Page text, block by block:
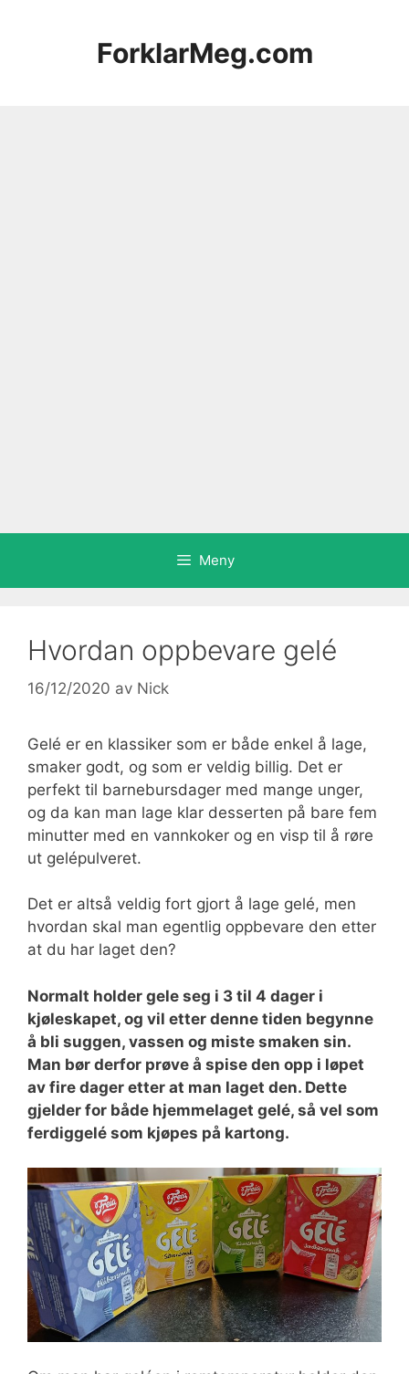
ForklarMeg.com
Meny
Hvordan oppbevare gelé
16/12/2020 av Nick
Gelé er en klassiker som er både enkel å lage,
smaker godt, og som er veldig billig. Det er
perfekt til barnebursdager med mange unger,
og da kan man lage klar desserten på bare fem
minutter med en vannkoker og en visp til å røre
ut gelépulveret.
Det er altså veldig fort gjort å lage gelé, men
hvordan skal man egentlig oppbevare den etter
at du har laget den?
Normalt holder gele seg i 3 til 4 dager i
kjøleskapet, og vil etter denne tiden begynne
å bli suggen, vassen og miste smaken sin.
Man bør derfor prøve å spise den opp i løpet
av fire dager etter at man laget den. Dette
gjelder for både hjemmelaget gelé, så vel som
ferdiggelé som kjøpes på kartong.